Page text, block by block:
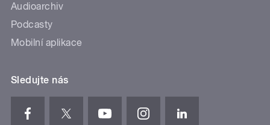
Audioarchiv
Podcasty
Mobilní aplikace
Sledujte nás